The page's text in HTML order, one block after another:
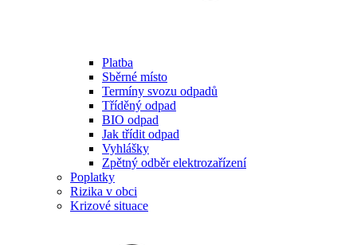
Platba
Sběrné místo
Termíny svozu odpadů
Tříděný odpad
BIO odpad
Jak třídit odpad
Vyhlášky
Zpětný odběr elektrozařízení
Poplatky
Rizika v obci
Krizové situace